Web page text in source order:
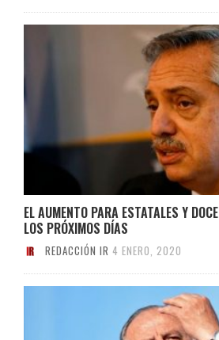
EL AUMENTO PARA ESTATALES Y
LOS PRÓXIMOS DÍAS
REDACCIÓN IR 4 ENERO, 2020